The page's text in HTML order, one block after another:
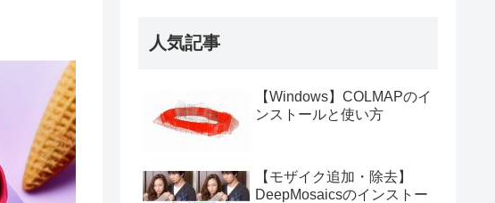
人気記事
【Windows】COLMAPのイ
ンストールと使い方
【モザイク追加・除去】
DeepMosaicsのインストー